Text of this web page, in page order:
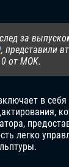
за
, представили
от MOK.
в
легко